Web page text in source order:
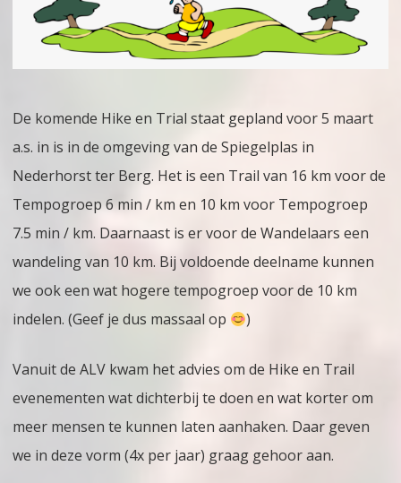
Wandel
Spiegelpas
ter
Berg
De komende Hike en Trial staat gepland voor 5 maart
a.s. in is in de omgeving van de Spiegelplas in
Nederhorst ter Berg. Het is een Trail van 16 km voor de
Tempogroep 6 min / km en 10 km voor Tempogroep
7.5 min / km. Daarnaast is er voor de Wandelaars een
wandeling van 10 km. Bij voldoende deelname kunnen
we ook een wat hogere tempogroep voor de 10 km
indelen. (Geef je dus massaal op
)
Vanuit de ALV kwam het advies om de Hike en Trail
evenementen wat dichterbij te doen en wat korter om
meer mensen te kunnen laten aanhaken. Daar geven
we in deze vorm (4x per jaar) graag gehoor aan.